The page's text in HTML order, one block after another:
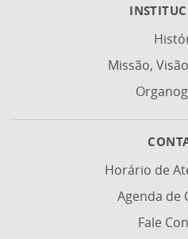
Missão,
Horário de
Agenda de
Fale